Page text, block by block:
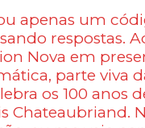
apenas um
respostas.
Nova em
parte viva
os 100 anos
Chateaubriand.